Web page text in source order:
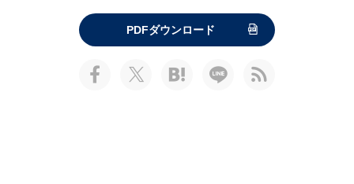
PDFダウンロード